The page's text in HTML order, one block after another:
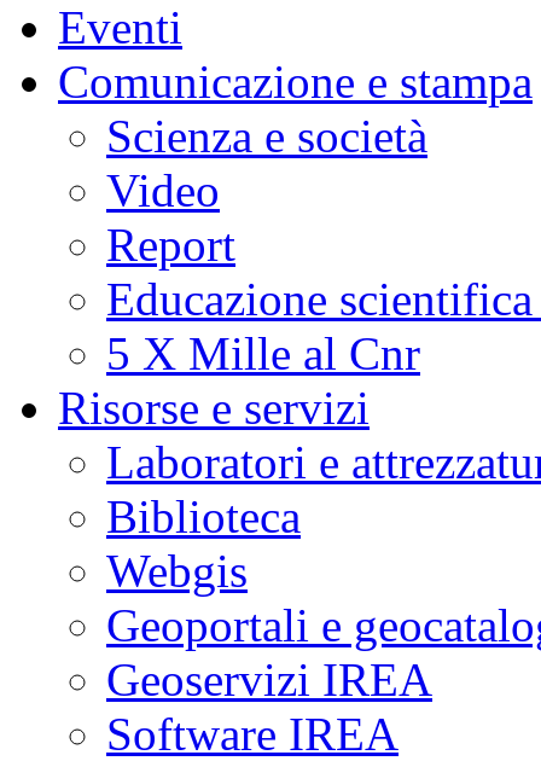
Eventi
Comunicazione e stampa
Scienza e società
Video
Report
Educazione
5 X Mille al Cnr
Risorse e servizi
Laboratori e
Biblioteca
Webgis
Geoportali e
Geoservizi IREA
Software IREA